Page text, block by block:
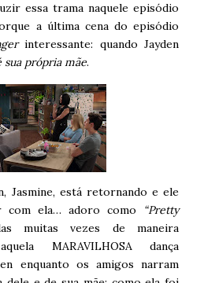
essa trama naquele episódio
a última cena do episódio
interessante: quando Jayden
sua própria mãe.
Jasmine, está retornando e ele
com ela… adoro como
“Pretty
muitas vezes de maneira
MARAVILHOSA dança
enquanto os amigos narram